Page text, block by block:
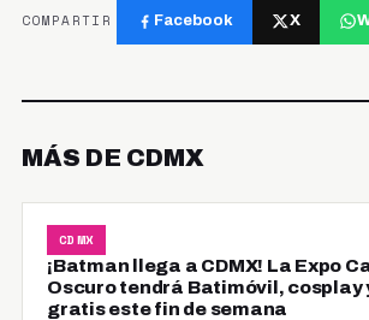
COMPARTIR Facebook X
MÁS DE CDMX
CDMX
¡Batman llega a CDMX! La Expo
Oscuro tendrá Batimóvil, cosplay
gratis este fin de semana